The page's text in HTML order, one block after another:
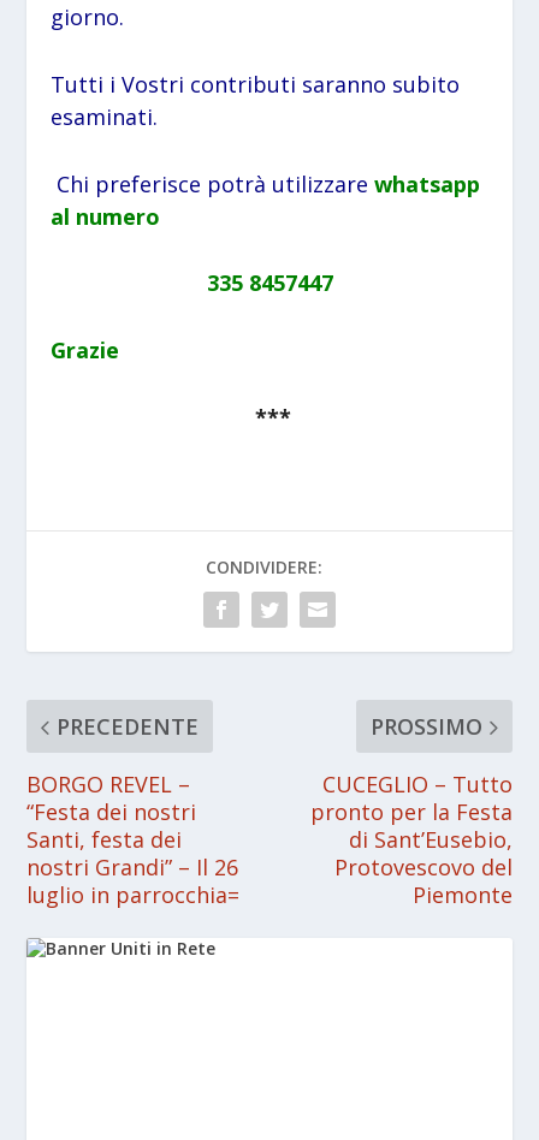
giorno.
Tutti i Vostri contributi saranno subito
esaminati.
Chi preferisce potrà utilizzare whatsapp
al numero
335 8457447
Grazie
***
CONDIVIDERE:
PRECEDENTE
BORGO REVEL –
“Festa dei nostri
Santi, festa dei
nostri Grandi” – Il 26
luglio in parrocchia=
PROSSIMO
CUCEGLIO – Tutto
pronto per la Festa
di Sant’Eusebio,
Protovescovo del
Piemonte